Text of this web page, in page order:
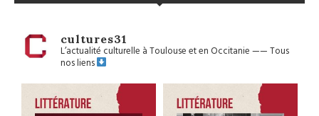
cultures31
L’actualité culturelle à Toulouse et en Occitanie——Tous
nos liens